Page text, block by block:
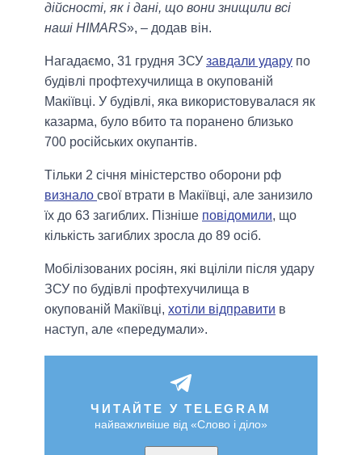
дійсності, як і дані, що вони знищили всі
наші HIMARS», – додав він.
Нагадаємо, 31 грудня ЗСУ завдали удару по
будівлі профтехучилища в окупованій
Макіївці. У будівлі, яка використовувалася як
казарма, було вбито та поранено близько
700 російських окупантів.
Тільки 2 січня міністерство оборони рф
визнало свої втрати в Макіївці, але занизило
їх до 63 загиблих. Пізніше повідомили, що
кількість загиблих зросла до 89 осіб.
Мобілізованих росіян, які вціліли після удару
ЗСУ по будівлі профтехучилища в
окупованій Макіївці, хотіли відправити в
наступ, але «передумали».
ЧИТАЙТЕ У TELEGRAM
найважливіше від «Слово і діло»